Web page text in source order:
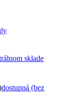
sklade
dostupná (bez